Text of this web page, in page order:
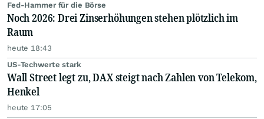
Fed-Hammer für die Börse
Noch 2026: Drei Zinserhöhungen stehen plötzlich im
Raum
heute 18:43
US-Techwerte stark
Wall Street legt zu, DAX steigt nach Zahlen von Telekom,
Henkel
heute 17:05